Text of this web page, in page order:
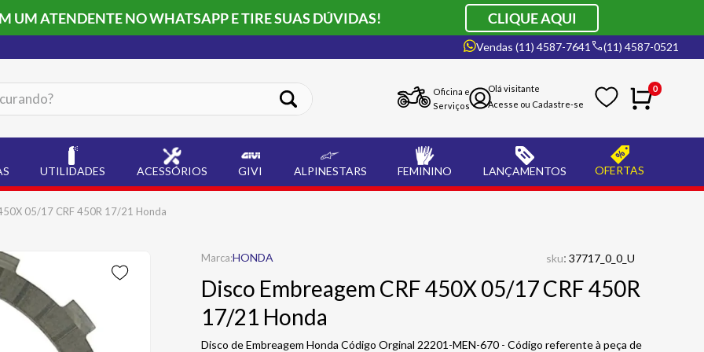
UM ATENDENTE NO WHATSAPP E TIRE SUAS DÚVIDAS! CLIQUE AQUI
Vendas (11) 4587-7641 (11) 4587-0521
Oficina e
Serviços
0
UTILIDADES ACESSÓRIOS GIVI ALPINESTARS FEMININO LANÇAMENTOS OFERTAS
05/17 CRF 450R 17/21 Honda
HONDA sku: 37717_0_0_U
Disco Embreagem CRF 450X 05/17 CRF 450R
17/21 Honda
Disco de Embreagem Honda Código Orginal 22201-MEN-670 - Código referente à peça de